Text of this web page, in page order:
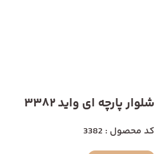
شلوار پارچه ای واید 3382
کد محصول : 3382